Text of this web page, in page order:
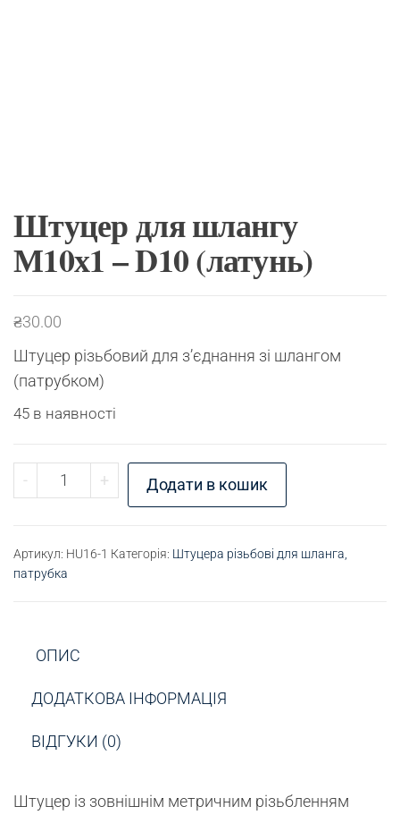
Штуцер для шлангу
М10х1 – D10 (латунь)
₴30.00
Штуцер різьбовий для з’єднання зі шлангом
(патрубком)
45 в наявності
- Штуцер для шлангу М10х1 - D10 (латунь)
+ Додати в кошик
Артикул: HU16-1 Категорія: Штуцера різьбові для шланга,
патрубка
ОПИС
ДОДАТКОВА ІНФОРМАЦІЯ
ВІДГУКИ (0)
Штуцер із зовнішнім метричним різьбленням